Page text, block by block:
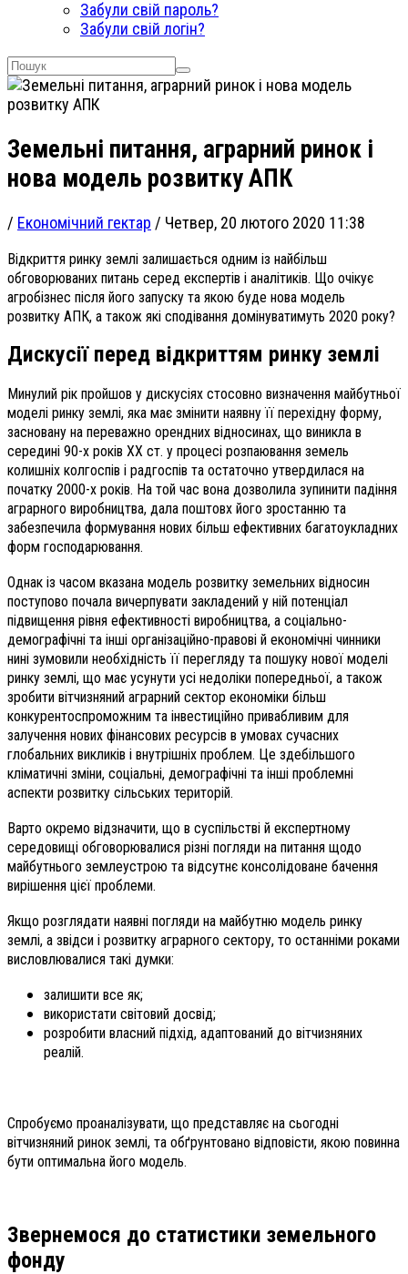
Забули свій пароль?
Забули свій логін?
Земельні питання, аграрний ринок і
нова модель розвитку АПК
/ Економічний гектар / Четвер, 20 лютого 2020 11:38
Відкриття ринку землі залишається одним із найбільш
обговорюваних питань серед експертів і аналітиків. Що очікує
агробізнес після його запуску та якою буде нова модель
розвитку АПК, а також які сподівання домінуватимуть 2020 року?
Дискусії перед відкриттям ринку землі
Минулий рік пройшов у дискусіях стосовно визначення майбутньої
моделі ринку землі, яка має змінити наявну її перехідну форму,
засновану на переважно орендних відносинах, що виникла в
середині 90-х років ХХ ст. у процесі розпаювання земель
колишніх колгоспів і радгоспів та остаточно утвердилася на
початку 2000-х років. На той час вона дозволила зупинити падіння
аграрного виробництва, дала поштовх його зростанню та
забезпечила формування нових більш ефективних багатоукладних
форм господарювання.
Однак із часом вказана модель розвитку земельних відносин
поступово почала вичерпувати закладений у ній потенціал
підвищення рівня ефективності виробництва, а соціально-
демографічні та інші організаційно-правові й економічні чинники
нині зумовили необхідність її перегляду та пошуку нової моделі
ринку землі, що має усунути усі недоліки попередньої, а також
зробити вітчизняний аграрний сектор економіки більш
конкурентоспроможним та інвестиційно привабливим для
залучення нових фінансових ресурсів в умовах сучасних
глобальних викликів і внутрішніх проблем. Це здебільшого
кліматичні зміни, соціальні, демографічні та інші проблемні
аспекти розвитку сільських територій.
Варто окремо відзначити, що в суспільстві й експертному
середовищі обговорювалися різні погляди на питання щодо
майбутнього землеустрою та відсутнє консолідоване бачення
вирішення цієї проблеми.
Якщо розглядати наявні погляди на майбутню модель ринку
землі, а звідси і розвитку аграрного сектору, то останніми роками
висловлювалися такі думки:
залишити все як;
використати світовий досвід;
розробити власний підхід, адаптований до вітчизняних
реалій.
Спробуємо проаналізувати, що представляє на сьогодні
вітчизняний ринок землі, та обґрунтовано відповісти, якою повинна
бути оптимальна його модель.
Звернемося до статистики земельного
фонду